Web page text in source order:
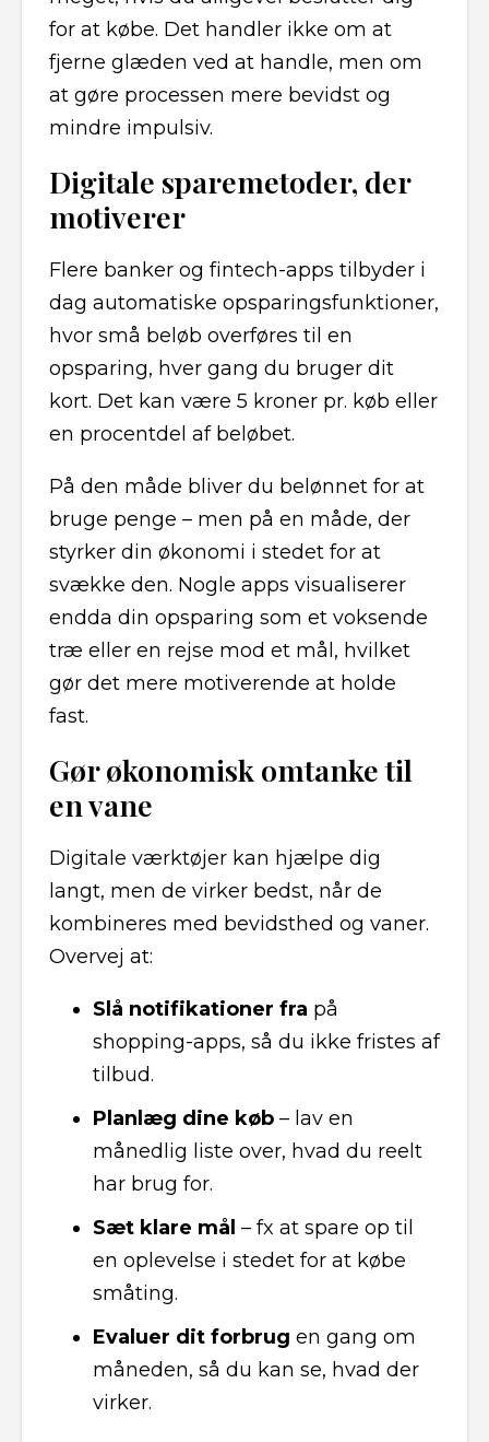
for at købe. Det handler ikke om at
fjerne glæden ved at handle, men om
at gøre processen mere bevidst og
mindre impulsiv.
Digitale sparemetoder, der
motiverer
Flere banker og fintech-apps tilbyder i
dag automatiske opsparingsfunktioner,
hvor små beløb overføres til en
opsparing, hver gang du bruger dit
kort. Det kan være 5 kroner pr. køb eller
en procentdel af beløbet.
På den måde bliver du belønnet for at
bruge penge – men på en måde, der
styrker din økonomi i stedet for at
svække den. Nogle apps visualiserer
endda din opsparing som et voksende
træ eller en rejse mod et mål, hvilket
gør det mere motiverende at holde
fast.
Gør økonomisk omtanke til
en vane
Digitale værktøjer kan hjælpe dig
langt, men de virker bedst, når de
kombineres med bevidsthed og vaner.
Overvej at:
Slå notifikationer fra på
shopping-apps, så du ikke fristes af
tilbud.
Planlæg dine køb – lav en
månedlig liste over, hvad du reelt
har brug for.
Sæt klare mål – fx at spare op til
en oplevelse i stedet for at købe
småting.
Evaluer dit forbrug en gang om
måneden, så du kan se, hvad der
virker.